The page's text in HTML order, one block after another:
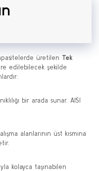
üretilen Tek
edilebilecek şekilde
bir arada sunar. AISI
alanlarının üst kısmına
kolayca taşınabilen